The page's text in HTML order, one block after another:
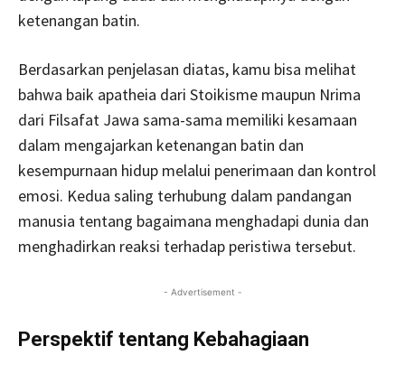
ketenangan batin.
Berdasarkan penjelasan diatas, kamu bisa melihat
bahwa baik apatheia dari Stoikisme maupun Nrima
dari Filsafat Jawa sama-sama memiliki kesamaan
dalam mengajarkan ketenangan batin dan
kesempurnaan hidup melalui penerimaan dan kontrol
emosi. Kedua saling terhubung dalam pandangan
manusia tentang bagaimana menghadapi dunia dan
menghadirkan reaksi terhadap peristiwa tersebut.
- Advertisement -
Perspektif tentang Kebahagiaan